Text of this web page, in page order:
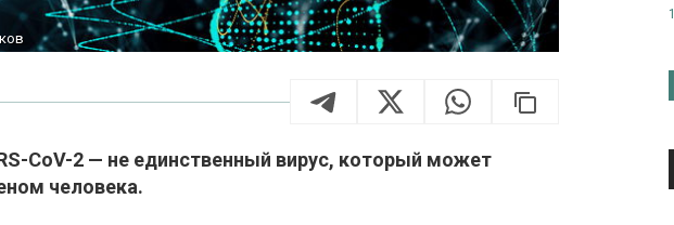
CoV-2 — не единственный вирус, который может
человека.